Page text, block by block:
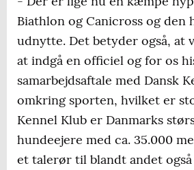
Biathlon og Canicross og den
udnytte. Det betyder også, at
at indgå en officiel og for os
samarbejdsaftale med Dansk
omkring sporten, hvilket er
Kennel Klub er Danmarks
hundeejere med ca. 35.000
et talerør til blandt andet også